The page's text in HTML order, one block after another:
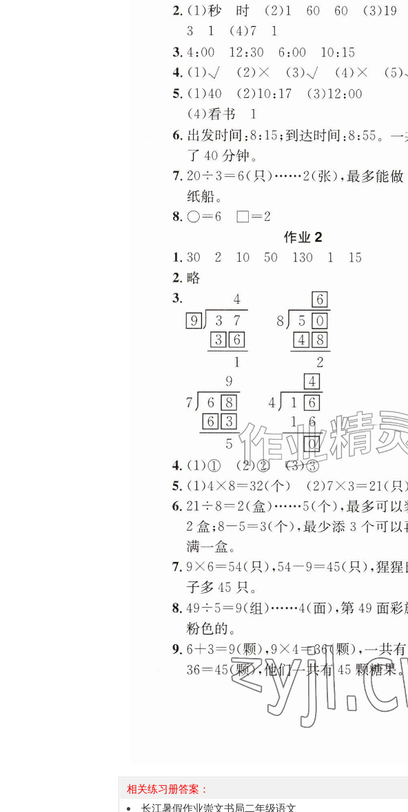
相关练习册答案：
长江暑假作业崇文书局二年级语文